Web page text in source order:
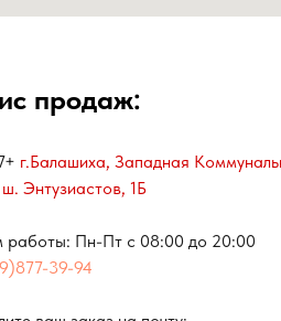
продаж:
г.Балашиха, Западная
Энтузиастов, 1Б
работы: Пн-Пт с 08:00 до 20:00
39-94